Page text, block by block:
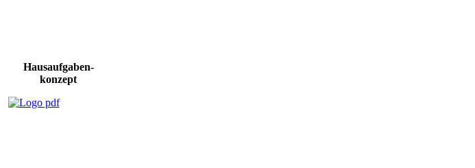
Hausaufgaben-
konzept